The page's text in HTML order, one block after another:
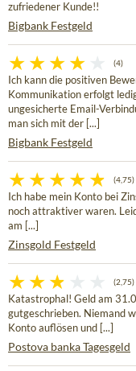
zufriedener Kunde!!
Bigbank Festgeld
(4)
Ich kann die positiven
Kommunikation erfolgt
ungesicherte Email-
man sich mit der [...]
Bigbank Festgeld
(4,75)
Ich habe mein Konto bei
noch attraktiver waren.
am [...]
Zinsgold Festgeld
(2,75)
Katastrophal! Geld am
gutgeschrieben. Niemand
Konto auflösen und [...]
Postova banka Tagesgeld